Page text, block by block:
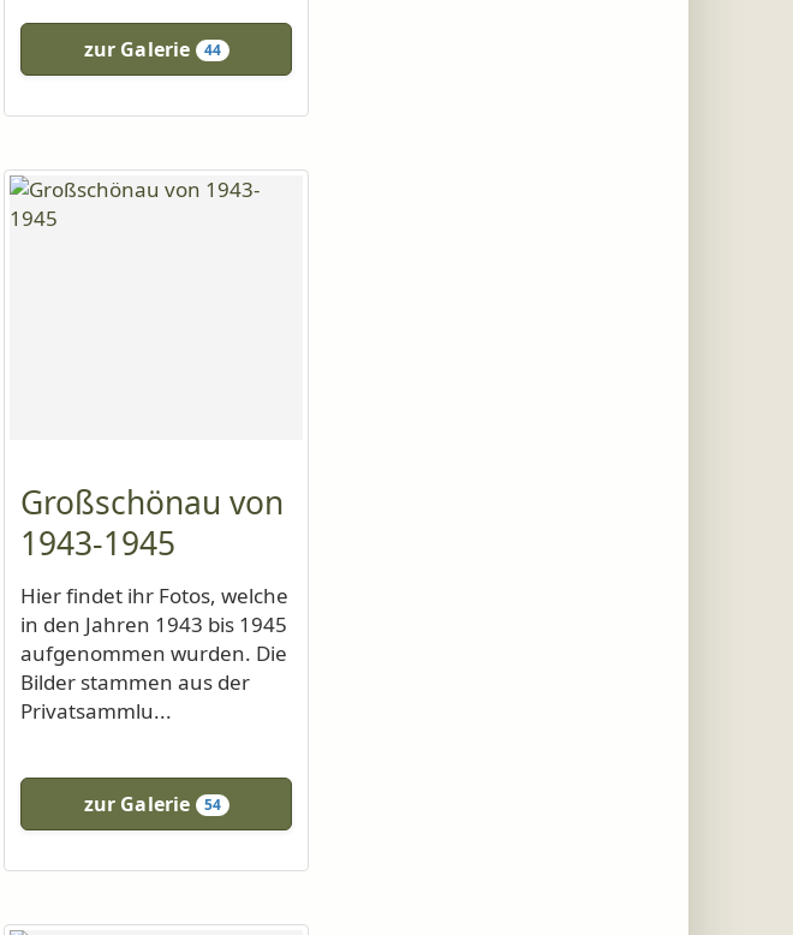
zur Galerie 44
Großschönau von
1943-1945
Hier findet ihr Fotos, welche
in den Jahren 1943 bis 1945
aufgenommen wurden. Die
Bilder stammen aus der
Privatsammlu...
zur Galerie 54